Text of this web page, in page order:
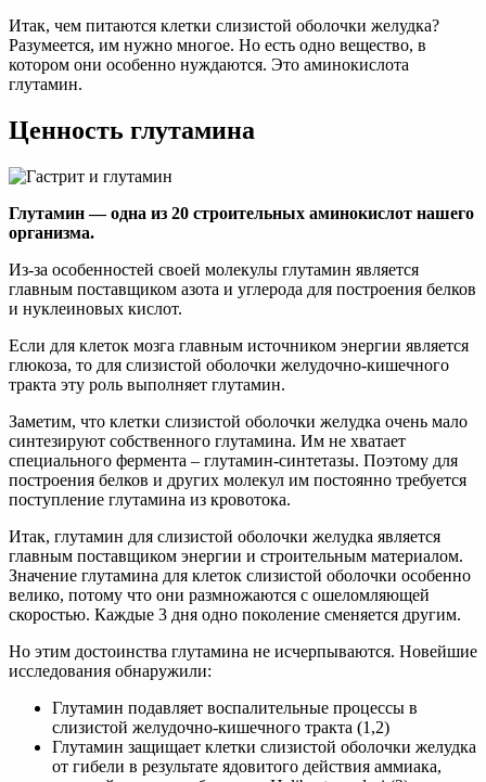
Итак, чем питаются клетки слизистой оболочки желудка?
Разумеется, им нужно многое. Но есть одно вещество, в
котором они особенно нуждаются. Это аминокислота
глутамин.
Ценность глутамина
Глутамин — одна из 20 строительных аминокислот нашего
организма.
Из-за особенностей своей молекулы глутамин является
главным поставщиком азота и углерода для построения белков
и нуклеиновых кислот.
Если для клеток мозга главным источником энергии является
глюкоза, то для слизистой оболочки желудочно-кишечного
тракта эту роль выполняет глутамин.
Заметим, что клетки слизистой оболочки желудка очень мало
синтезируют собственного глутамина. Им не хватает
специального фермента – глутамин-синтетазы. Поэтому для
построения белков и других молекул им постоянно требуется
поступление глутамина из кровотока.
Итак, глутамин для слизистой оболочки желудка является
главным поставщиком энергии и строительным материалом.
Значение глутамина для клеток слизистой оболочки особенно
велико, потому что они размножаются с ошеломляющей
скоростью. Каждые 3 дня одно поколение сменяется другим.
Но этим достоинства глутамина не исчерпываются. Новейшие
исследования обнаружили:
Глутамин подавляет воспалительные процессы в
слизистой желудочно-кишечного тракта (1,2)
Глутамин защищает клетки слизистой оболочки желудка
от гибели в результате ядовитого действия аммиака,